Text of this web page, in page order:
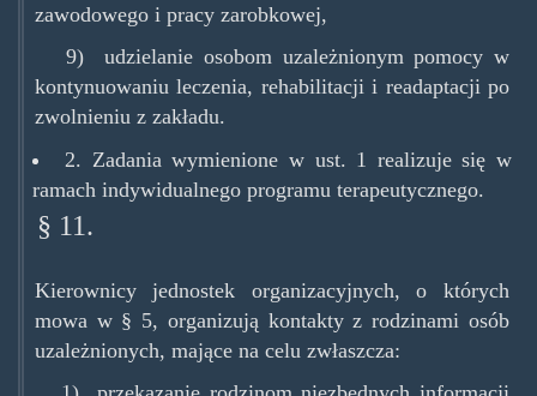
zawodowego i pracy zarobkowej,
9) udzielanie osobom uzależnionym pomocy w
kontynuowaniu leczenia, rehabilitacji i readaptacji po
zwolnieniu z zakładu.
2. Zadania wymienione w ust. 1 realizuje się w
ramach indywidualnego programu terapeutycznego.
§ 11.
Kierownicy jednostek organizacyjnych, o których
mowa w § 5, organizują kontakty z rodzinami osób
uzależnionych, mające na celu zwłaszcza: